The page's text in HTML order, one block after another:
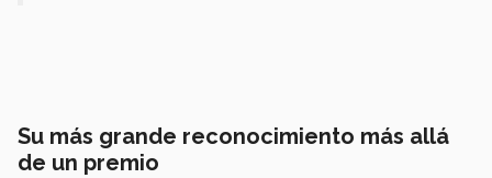
Su más grande reconocimiento más allá
de un premio